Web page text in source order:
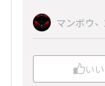
マンボウ、
い